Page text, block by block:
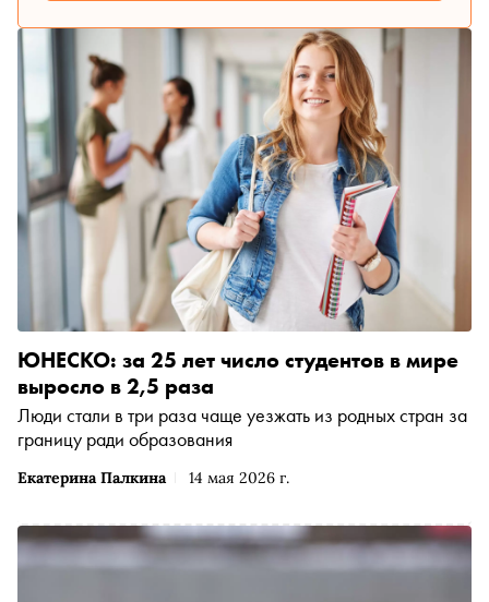
Екатерина Палкина 14 мая 2026 г.
ЮНЕСКО: за 25 лет число студентов в мире
выросло в 2,5 раза
Люди стали в три раза чаще уезжать из родных стран за
границу ради образования